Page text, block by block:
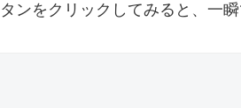
ンをクリックしてみると、一